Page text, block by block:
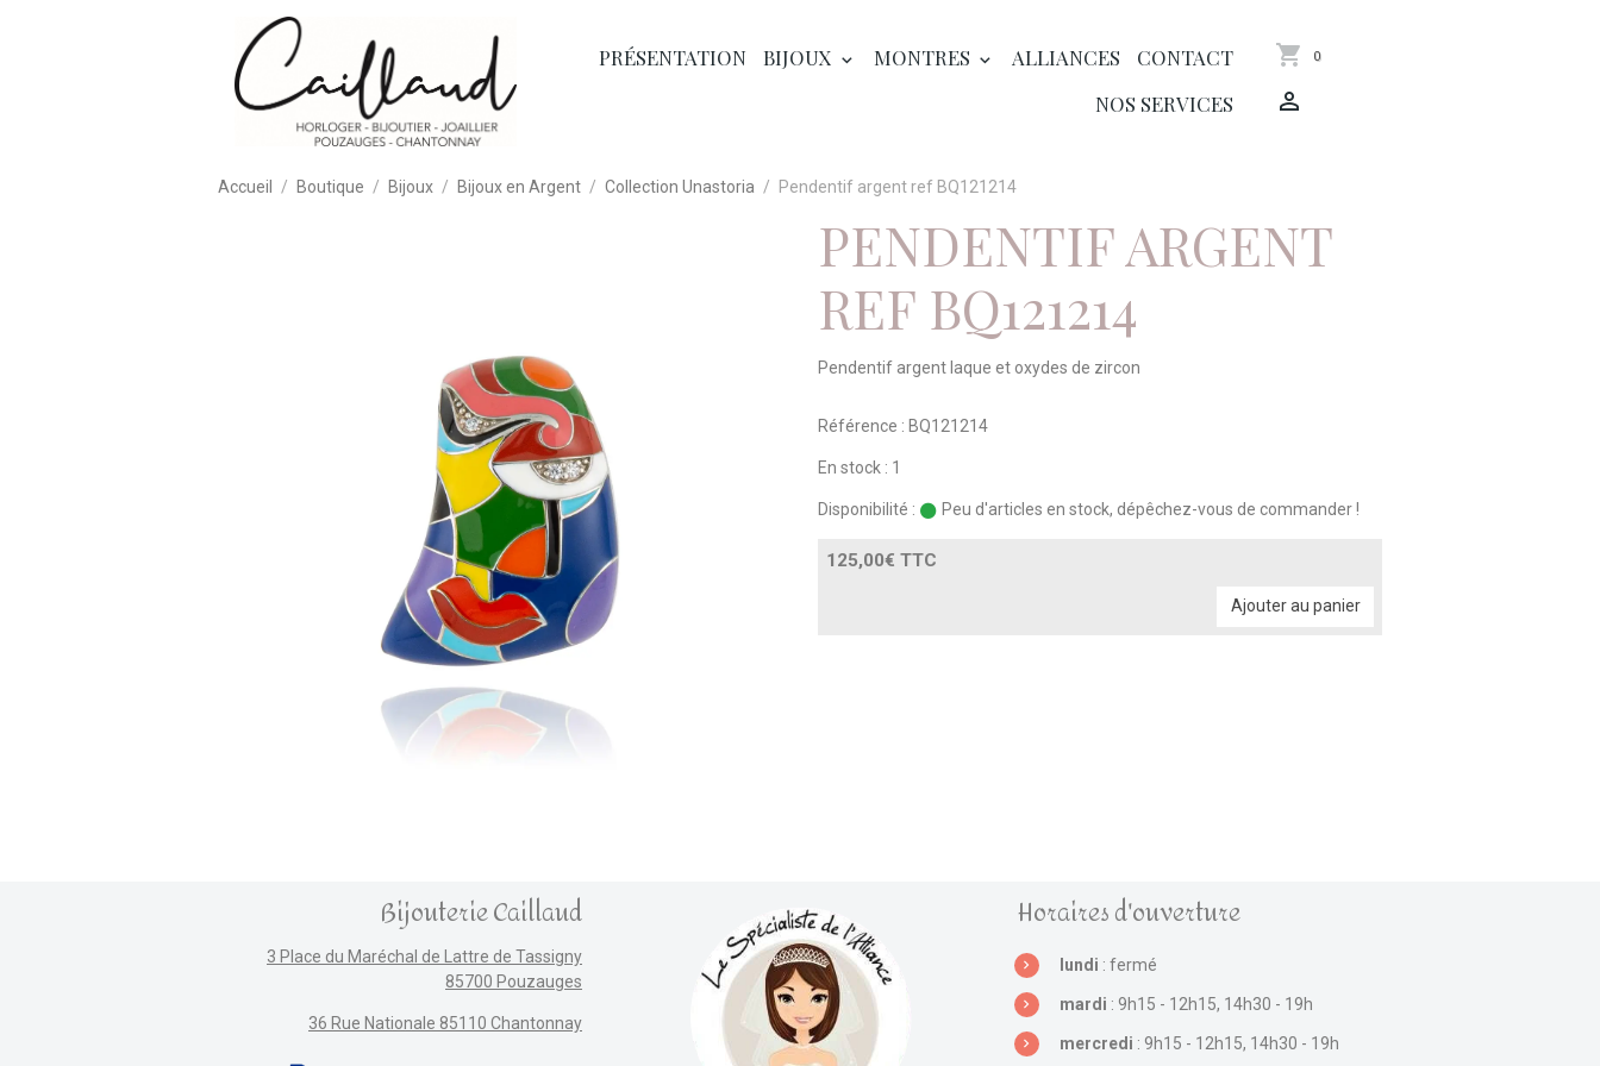
PRÉSENTATION BIJOUX MONTRES ALLIANCES
CONTACT
NOS SERVICES
0
Accueil Boutique Bijoux Bijoux en Argent Collection Unastoria Pendentif argent ref BQ121214
PENDENTIF ARGENT
REF BQ121214
Pendentif argent laque et oxydes de zircon
Référence : BQ121214
En stock : 1
Disponibilité : Peu d'articles en stock, dépêchez-vous de commander !
125,00€ TTC
Ajouter au panier
Bijouterie Caillaud
3 Place du Maréchal de Lattre de Tassigny
85700 Pouzauges
36 Rue Nationale 85110 Chantonnay
Horaires d'ouverture
lundi : fermé
mardi : 9h15 - 12h15, 14h30 - 19h
mercredi : 9h15 - 12h15, 14h30 - 19h